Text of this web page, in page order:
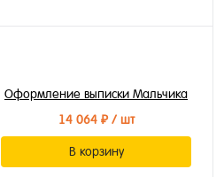
Оформление выписки Мальчика
14 064 ₽/ шт
В корзину